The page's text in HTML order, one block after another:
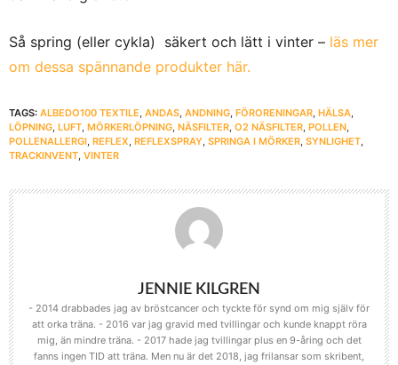
Så spring (eller cykla) säkert och lätt i vinter – läs mer
om dessa spännande produkter här.
TAGS: ALBEDO100 TEXTILE, ANDAS, ANDNING, FÖRORENINGAR, HÄLSA,
LÖPNING, LUFT, MÖRKERLÖPNING, NÄSFILTER, O2 NÄSFILTER, POLLEN,
POLLENALLERGI, REFLEX, REFLEXSPRAY, SPRINGA I MÖRKER, SYNLIGHET,
TRACKINVENT, VINTER
JENNIE KILGREN
- 2014 drabbades jag av bröstcancer och tyckte för synd om mig själv för
att orka träna. - 2016 var jag gravid med tvillingar och kunde knappt röra
mig, än mindre träna. - 2017 hade jag tvillingar plus en 9-åring och det
fanns ingen TID att träna. Men nu är det 2018, jag frilansar som skribent,